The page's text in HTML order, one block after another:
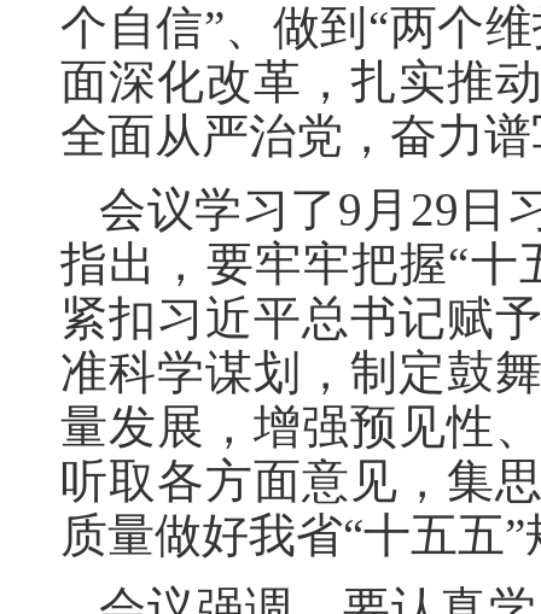
个自信”、做到“两个
面深化改革，扎实推
全面从严治党，奋力
会议学习了9月29日
指出，要牢牢把握“十
紧扣习近平总书记赋
准科学谋划，制定鼓
量发展，增强预见性
听取各方面意见，集
质量做好我省“十五五